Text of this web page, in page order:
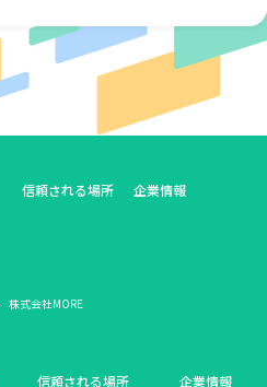
信頼される場所 企業情報
信頼される場所 企業情報
株式会社MORE